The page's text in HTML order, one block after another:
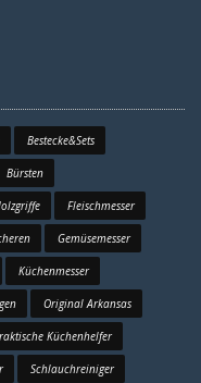
Bestecke&Sets
Bürsten
Fleischmesser
Gemüsemesser
Küchenmesser
Original Arkansas
Küchenhelfer
Schlauchreiniger